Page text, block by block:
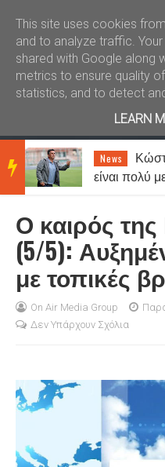
Καλώς
BRE
AKIN
NEW
News
είναι πολύ
Ο καιρός
(5/5):
με τοπικές
On Air Media Group
Δεν Υπάρχουν Σχόλια
This site uses cookies
and to analyze traffic.
shared with Google along
metrics to ensure quality
statistics, and to detect
LEARN